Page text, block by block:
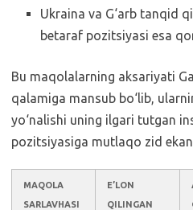
Ukraina va G‘arb tanqid
betaraf pozitsiyasi esa
Bu maqolalarning aksariyati
qalamiga mansub bo‘lib,
yo‘nalishi uning ilgari tutgan
pozitsiyasiga mutlaqo zid
MAQOLA
SARLAVHASI
E’LON
QILINGAN